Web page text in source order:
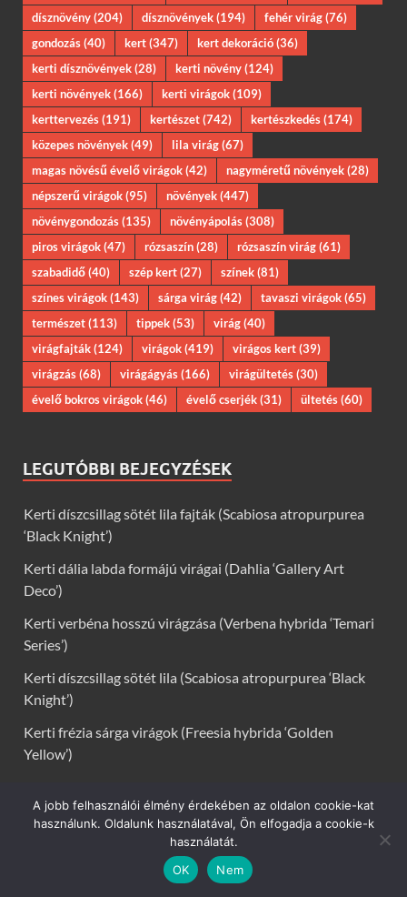
dísznövény(204) dísznövények(194) fehér virág(76)
gondozás(40) kert(347) kert dekoráció(36)
kerti dísznövények(28) kerti növény(124)
kerti növények(166) kerti virágok(109)
kerttervezés(191) kertészet(742) kertészkedés(174)
közepes növények(49) lila virág(67)
magas növésű évelő virágok(42) nagyméretű növények(28)
népszerű virágok(95) növények(447)
növénygondozás(135) növényápolás(308)
piros virágok(47) rózsaszín(28) rózsaszín virág(61)
szabadidő(40) szép kert(27) színek(81)
színes virágok(143) sárga virág(42) tavaszi virágok(65)
természet(113) tippek(53) virág(40)
virágfajták(124) virágok(419) virágos kert(39)
virágzás(68) virágágyás(166) virágültetés(30)
évelő bokros virágok(46) évelő cserjék(31) ültetés(60)
LEGUTÓBBI BEJEGYZÉSEK
Kerti díszcsillag sötét lila fajták (Scabiosa atropurpurea
‘Black Knight’)
Kerti dália labda formájú virágai (Dahlia ‘Gallery Art
Deco’)
Kerti verbéna hosszú virágzása (Verbena hybrida ‘Temari
Series’)
Kerti díszcsillag sötét lila (Scabiosa atropurpurea ‘Black
Knight’)
Kerti frézia sárga virágok (Freesia hybrida ‘Golden
Yellow’)
VIRÁGOK, VIRÁG INFÓK:
Kerti virágok
A jobb felhasználói élmény érdekében az oldalon cookie-kat
használunk. Oldalunk használatával, Ön elfogadja a cookie-k
használatát.
OK
Nem